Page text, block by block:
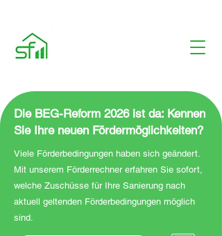
Die BEG-Reform 2026 ist da: Kennen
Sie Ihre neuen Fördermöglichkeiten?
Viele Förderbedingungen haben sich geändert.
Mit unserem Förderrechner erfahren Sie sofort,
welche Zuschüsse für Ihre Sanierung nach
aktuell geltenden Förderbedingungen möglich
sind.